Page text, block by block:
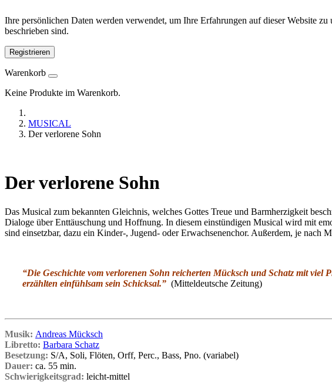
Ihre persönlichen Daten werden verwendet, um Ihre Erfahrungen auf dieser Website
beschrieben sind.
Registrieren
Warenkorb
Keine Produkte im Warenkorb.
MUSICAL
Der verlorene Sohn
Der verlorene Sohn
Das Musical zum bekannten Gleichnis, welches Gottes Treue und Barmherzigkeit
Dialoge über Enttäuschung und Hoffnung. In diesem einstündigen Musical wird mit
sind einsetzbar, dazu ein Kinder-, Jugend- oder Erwachsenenchor. Außerdem, je
“Die Geschichte vom verlorenen Sohn reicherten Mücksch und Schatz mit viel
erzählten einfühlsam sein Schicksal.” (Mitteldeutsche Zeitung)
Musik: Andreas Mücksch
Libretto: Barbara Schatz
Besetzung: S/A, Soli, Flöten, Orff, Perc., Bass, Pno. (variabel)
Dauer: ca. 55 min.
Schwierigkeitsgrad: leicht-mittel